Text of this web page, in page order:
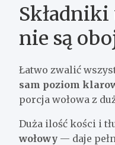
nie są
Łatwo zwalić
sam poziom
porcja wołowa z
Duża ilość kości i
wołowy — daje